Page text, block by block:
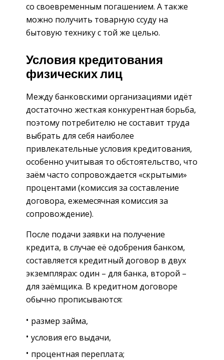
со своевременным погашением. А также
можно получить товарную ссуду на
бытовую технику с той же целью.
Условия кредитования
физических лиц
Между банковскими организациями идёт
достаточно жесткая конкурентная борьба,
поэтому потребителю не составит труда
выбрать для себя наиболее
привлекательные условия кредитования,
особенно учитывая то обстоятельство, что
заём часто сопровождается «скрытыми»
процентами (комиссия за составление
договора, ежемесячная комиссия за
сопровождение).
После подачи заявки на получение
кредита, в случае её одобрения банком,
составляется кредитный договор в двух
экземплярах: один – для банка, второй –
для заёмщика. В кредитном договоре
обычно прописываются:
размер займа,
условия его выдачи,
процентная переплата;